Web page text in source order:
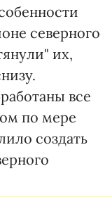
северного
их,
все
по мере
создать